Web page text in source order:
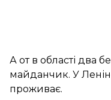
А от в області два
майданчик. У
проживає.